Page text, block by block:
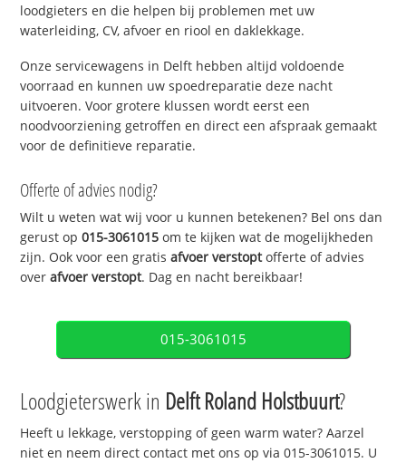
loodgieters en die helpen bij problemen met uw
waterleiding, CV, afvoer en riool en daklekkage.
Onze servicewagens in Delft hebben altijd voldoende
voorraad en kunnen uw spoedreparatie deze nacht
uitvoeren. Voor grotere klussen wordt eerst een
noodvoorziening getroffen en direct een afspraak gemaakt
voor de definitieve reparatie.
Offerte of advies nodig?
Wilt u weten wat wij voor u kunnen betekenen? Bel ons dan
gerust op015-3061015 om te kijken wat de mogelijkheden
zijn. Ook voor een gratisafvoer verstoptofferte of advies
overafvoer verstopt. Dag en nacht bereikbaar!
015-3061015
Loodgieterswerk in Delft Roland Holstbuurt?
Heeft u lekkage, verstopping of geen warm water? Aarzel
niet en neem direct contact met ons op via 015-3061015. U